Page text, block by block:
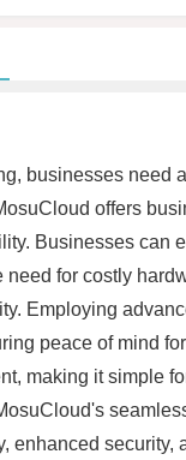
businesses
offers
Businesses can
for costly
Employing
peace of mind
making it simple